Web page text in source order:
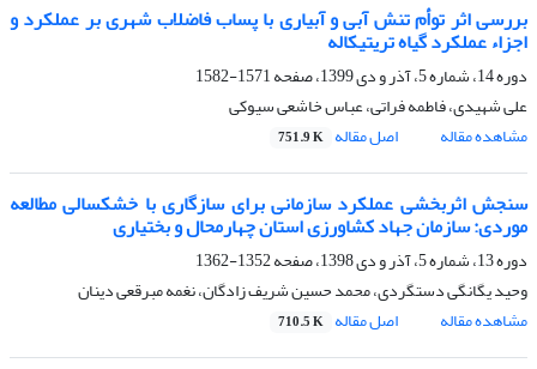
بررسی اثر توأم تنش آبی و آبیاری با پساب فاضلاب شهری بر عملکرد و
اجزاء عملکرد گیاه تریتیکاله
دوره 14، شماره 5، آذر و دی 1399، صفحه
1571-1582
علی شهیدی، فاطمه فراتی، عباس خاشعی سیوکی
مشاهده مقاله
اصل مقاله 751.9 K
سنجش اثربخشی عملکرد سازمانی برای سازگاری با خشکسالی مطالعه
موردی: سازمان جهاد کشاورزی استان چهارمحال و بختیاری
دوره 13، شماره 5، آذر و دی 1398، صفحه
1352-1362
وحید یگانگی دستگردی، محمد حسین شریف زادگان، نغمه مبرقعی دینان
مشاهده مقاله
اصل مقاله 710.5 K